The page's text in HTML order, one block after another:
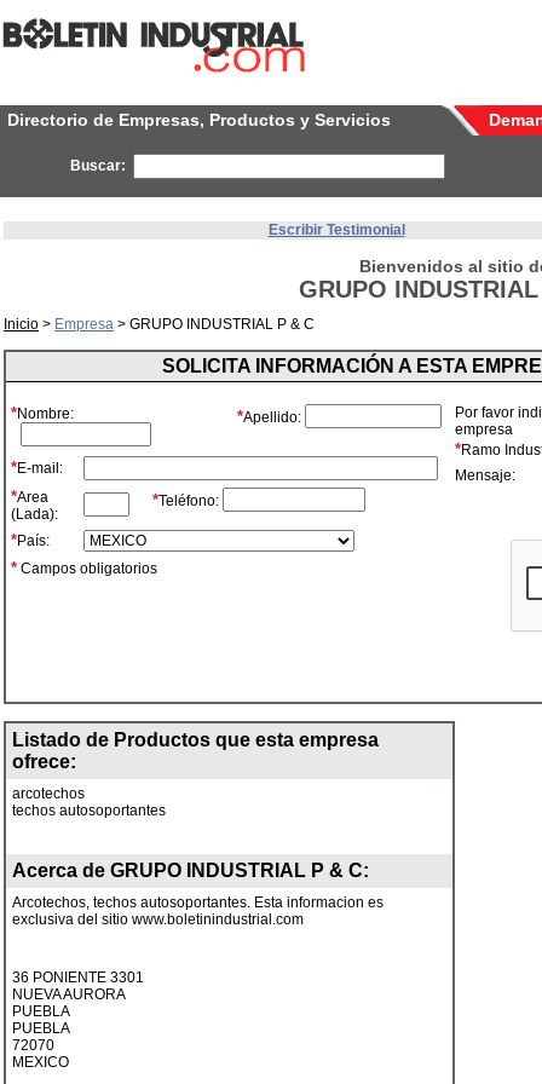
Directorio de Empresas, Productos y Servicios
Buscar:
Escribir Testimonial
Bienvenidos al sitio
GRUPO
Inicio > Empresa > GRUPO INDUSTRIAL P & C
SOLICITA INFORMACIÓN A ESTA
*Nombre: *Apellido:
*E-mail:
*Area
(Lada):
*Teléfono:
*País:
* Campos obligatorios
Por favor
empresa
*Ramo
Mensaje:
Listado de Productos que esta empresa
ofrece:
arcotechos
techos autosoportantes
Acerca de GRUPO INDUSTRIAL P & C:
Arcotechos, techos autosoportantes. Esta informacion es
exclusiva del sitio www.boletinindustrial.com
36 PONIENTE 3301
NUEVA AURORA
PUEBLA
PUEBLA
72070
MEXICO